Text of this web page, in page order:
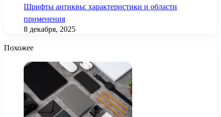
Шрифты антиквы: характеристики и области
применения
8 декабря, 2025
Похожее